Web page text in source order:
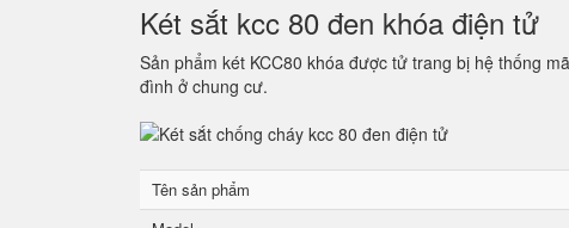
Két sắt kcc 80 đen khóa điện tử
Sản phẩm két KCC80 khóa được tử trang bị hệ thống
đình ở chung cư.
Tên sản phẩm